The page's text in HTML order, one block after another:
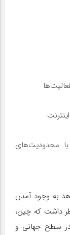
محدودیت‌های
به وجود آمدن
داشت که چین،
سطح جهانی و